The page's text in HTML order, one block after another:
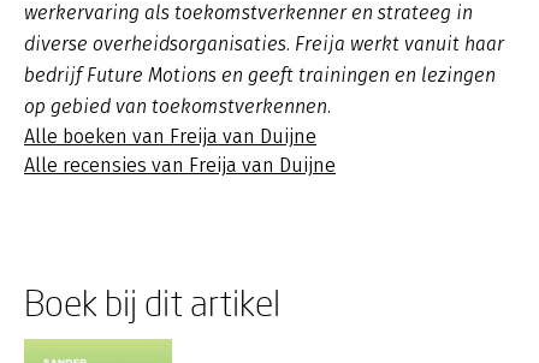
werkervaring als toekomstverkenner en strateeg in
diverse overheidsorganisaties. Freija werkt vanuit haar
bedrijf Future Motions en geeft trainingen en lezingen
op gebied van toekomstverkennen.
Alle boeken van Freija van Duijne
Alle recensies van Freija van Duijne
Boek bij dit artikel